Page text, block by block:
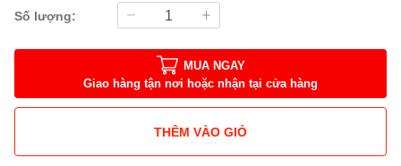
Số lượng:
MUA NGAY
Giao hàng tận nơi hoặc nhận tại cửa hàng
THÊM VÀO GIỎ